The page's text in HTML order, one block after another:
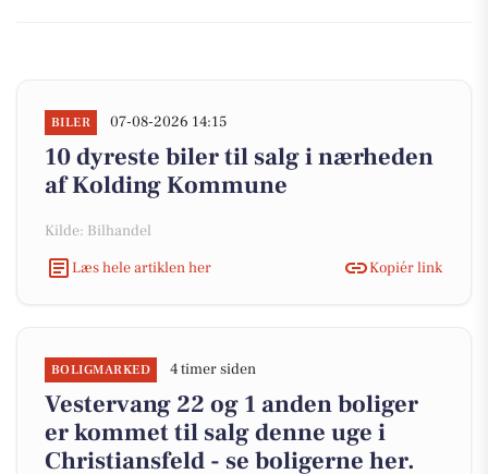
BILER 07-08-2026 14:15
10 dyreste biler til salg i nærheden
af Kolding Kommune
Kilde: Bilhandel
Læs hele artiklen her
Kopiér link
BOLIGMARKED 4 timer siden
Vestervang 22 og 1 anden boliger
er kommet til salg denne uge i
Christiansfeld - se boligerne her.